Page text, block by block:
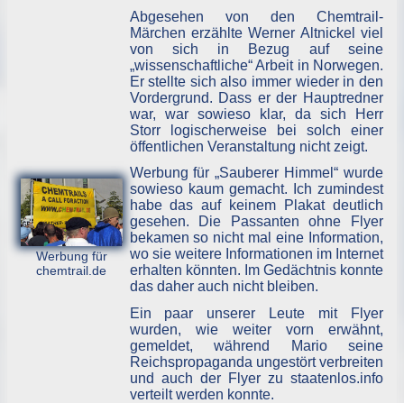
Abgesehen von den Chemtrail-
Märchen erzählte Werner Altnickel viel
von sich in Bezug auf seine
„wissenschaftliche“ Arbeit in Norwegen.
Er stellte sich also immer wieder in den
Vordergrund. Dass er der Hauptredner
war, war sowieso klar, da sich Herr
Storr logischerweise bei solch einer
öffentlichen Veranstaltung nicht zeigt.
Werbung für
chemtrail.de
Werbung für „Sauberer Himmel“ wurde
sowieso kaum gemacht. Ich zumindest
habe das auf keinem Plakat deutlich
gesehen. Die Passanten ohne Flyer
bekamen so nicht mal eine Information,
wo sie weitere Informationen im Internet
erhalten könnten. Im Gedächtnis konnte
das daher auch nicht bleiben.
Ein paar unserer Leute mit Flyer
wurden, wie weiter vorn erwähnt,
gemeldet, während Mario seine
Reichspropaganda ungestört verbreiten
und auch der Flyer zu staatenlos.info
verteilt werden konnte.